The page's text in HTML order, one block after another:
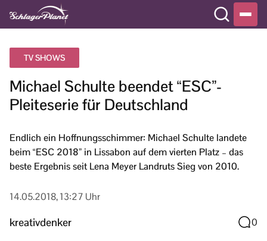
TV SHOWS
Michael Schulte beendet “ESC”-
Pleiteserie für Deutschland
Endlich ein Hoffnungsschimmer: Michael Schulte landete
beim “ESC 2018” in Lissabon auf dem vierten Platz – das
beste Ergebnis seit Lena Meyer Landruts Sieg von 2010.
14.05.2018, 13:27 Uhr
kreativdenker 0